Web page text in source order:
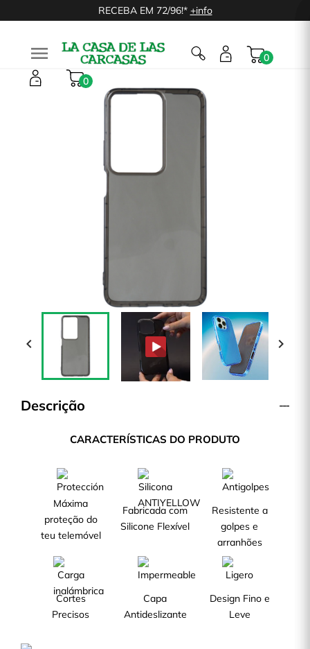
RECEBA EM 72/96!* +info

0
0
 
Descrição
CARACTERÍSTICAS DO PRODUTO
Máxima
proteção do
teu telemóvel
Fabricada com
Silicone Flexível
Resistente a
golpes e
arranhões
Cortes
Precisos
Capa
Antideslizante
Design Fino e
Leve